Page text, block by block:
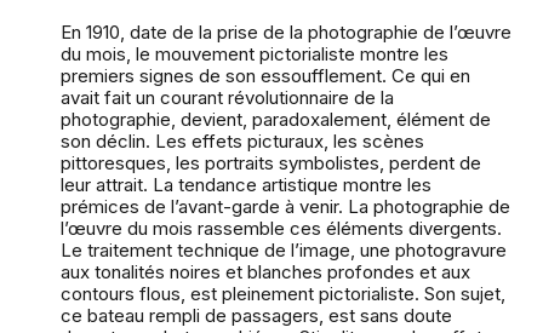
En 1910, date de la prise de la photographie de l’œuvre
du mois, le mouvement pictorialiste montre les
premiers signes de son essoufflement. Ce qui en
avait fait un courant révolutionnaire de la
photographie, devient, paradoxalement, élément de
son déclin. Les effets picturaux, les scènes
pittoresques, les portraits symbolistes, perdent de
leur attrait. La tendance artistique montre les
prémices de l’avant-garde à venir. La photographie de
l’œuvre du mois rassemble ces éléments divergents.
Le traitement technique de l’image, une photogravure
aux tonalités noires et blanches profondes et aux
contours flous, est pleinement pictorialiste. Son sujet,
ce bateau rempli de passagers, est sans doute